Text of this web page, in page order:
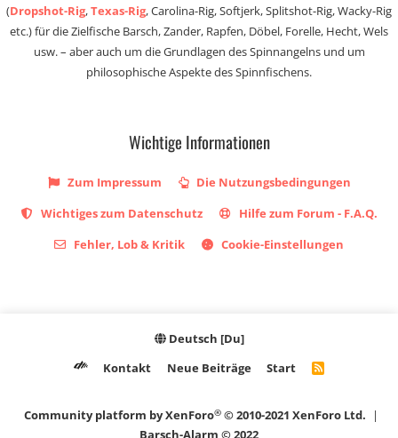
(Dropshot-Rig,Texas-Rig, Carolina-Rig, Softjerk, Splitshot-Rig, Wacky-Rig
etc.) für die Zielfische Barsch, Zander, Rapfen, Döbel, Forelle, Hecht, Wels
usw. – aber auch um die Grundlagen des Spinnangelns und um
philosophische Aspekte des Spinnfischens.
Wichtige Informationen
Zum Impressum
Die Nutzungsbedingungen
Wichtiges zum Datenschutz
Hilfe zum Forum - F.A.Q.
Fehler, Lob & Kritik
Cookie-Einstellungen
Deutsch [Du]
Kontakt
Neue Beiträge Start
R
Community platform by XenForo® © 2010-2021 XenForo Ltd.
|